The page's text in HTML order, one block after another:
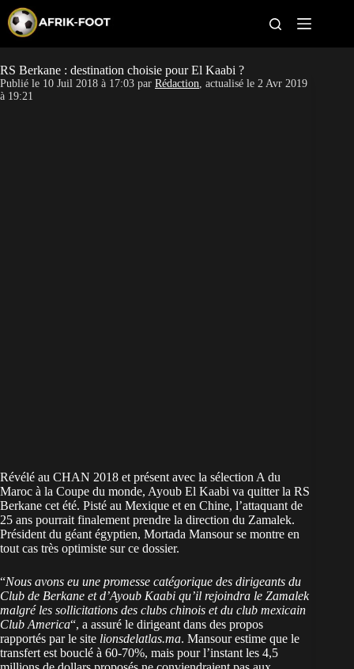
p
t
o
c
CAN féminine
RS Berkane : destination choisie pour El Kaabi ?
Publié le 10 Juil 2018 à 17:03 par Rédaction, actualisé le 2 Avr 2019
à 19:21
Révélé au CHAN 2018 et présent avec la sélection A du
Maroc à la Coupe du monde, Ayoub El Kaabi va quitter la RS
Berkane cet été. Pisté au Mexique et en Chine, l’attaquant de
25 ans pourrait finalement prendre la direction du Zamalek.
Président du géant égyptien, Mortada Mansour se montre en
tout cas très optimiste sur ce dossier.
“Nous avons eu une promesse catégorique des dirigeants du
Club de Berkane et d’Ayoub Kaabi qu’il rejoindra le Zamalek
malgré les sollicitations des clubs chinois et du club mexicain
Club America“, a assuré le dirigeant dans des propos
rapportés par le site lionsdelatlas.ma. Mansour estime que le
transfert est bouclé à 60-70%, mais pour l’instant les 4,5